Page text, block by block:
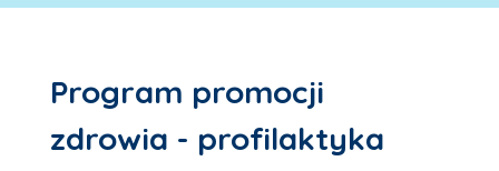
Program promocji
zdrowia - profilaktyka